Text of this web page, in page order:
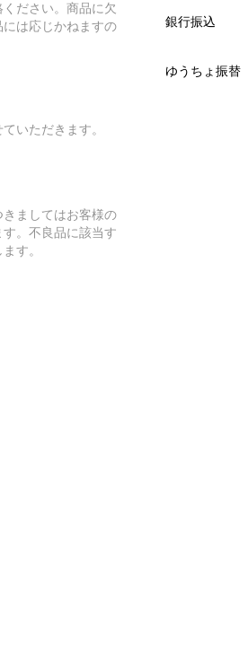
ださい。商品に欠
は応じかねますの
いただきます。
ましてはお客様の
。不良品に該当す
す。
銀行振込
ゆうちょ振替